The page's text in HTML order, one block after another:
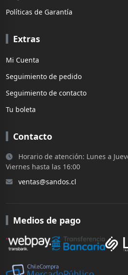
Políticas de Garantía
Extras
Mi Cuenta
Seguimiento de pedido
Seguimiento de contacto
Tu boleta
Contacto
Horario de atención: Lunes a
Viernes hasta las 16:00
ventas@sandos.cl
Medios de pago